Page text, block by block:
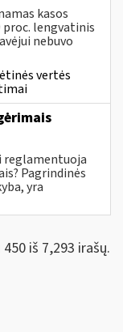
kasos
lengvatinis
nebuvo
vertės
reglamentuoja
Pagrindinės
yra
iš 7,293 irašų.